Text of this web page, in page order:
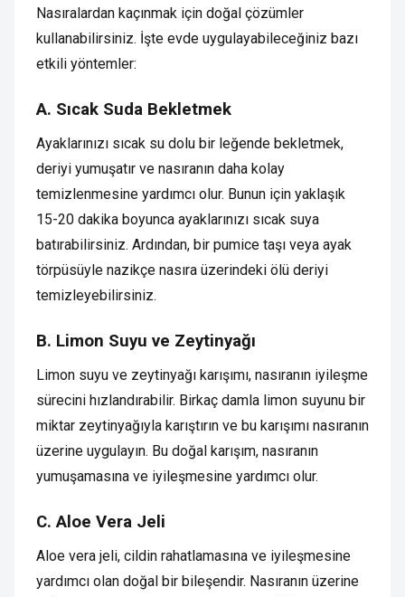
Nasıralardan kaçınmak için doğal çözümler
kullanabilirsiniz. İşte evde uygulayabileceğiniz bazı
etkili yöntemler:
A. Sıcak Suda Bekletmek
Ayaklarınızı sıcak su dolu bir leğende bekletmek,
deriyi yumuşatır ve nasıranın daha kolay
temizlenmesine yardımcı olur. Bunun için yaklaşık
15-20 dakika boyunca ayaklarınızı sıcak suya
batırabilirsiniz. Ardından, bir pumice taşı veya ayak
törpüsüyle nazikçe nasıra üzerindeki ölü deriyi
temizleyebilirsiniz.
B. Limon Suyu ve Zeytinyağı
Limon suyu ve zeytinyağı karışımı, nasıranın iyileşme
sürecini hızlandırabilir. Birkaç damla limon suyunu bir
miktar zeytinyağıyla karıştırın ve bu karışımı nasıranın
üzerine uygulayın. Bu doğal karışım, nasıranın
yumuşamasına ve iyileşmesine yardımcı olur.
C. Aloe Vera Jeli
Aloe vera jeli, cildin rahatlamasına ve iyileşmesine
yardımcı olan doğal bir bileşendir. Nasıranın üzerine